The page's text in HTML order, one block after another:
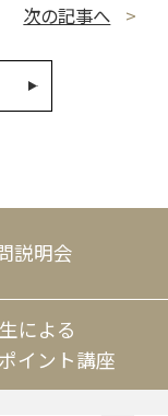
次の記事へ
説明会
による
イント講座